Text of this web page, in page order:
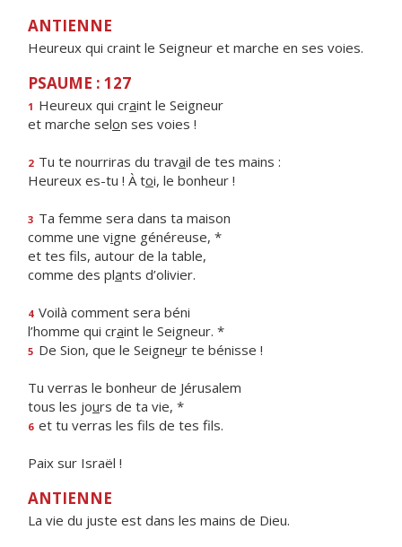
ANTIENNE
Heureux qui craint le Seigneur et marche en ses voies.
PSAUME : 127
1 Heureux qui craint le Seigneur
et marche selon ses voies !
2 Tu te nourriras du travail de tes mains :
Heureux es-tu ! À toi, le bonheur !
3 Ta femme sera dans ta maison
comme une vigne généreuse, *
et tes fils, autour de la table,
comme des plants d’olivier.
4 Voilà comment sera béni
l’homme qui craint le Seigneur. *
5 De Sion, que le Seigneur te bénisse !
Tu verras le bonheur de Jérusalem
tous les jours de ta vie, *
6 et tu verras les fls de tes fils.
Paix sur Israël !
ANTIENNE
La vie du juste est dans les mains de Dieu.